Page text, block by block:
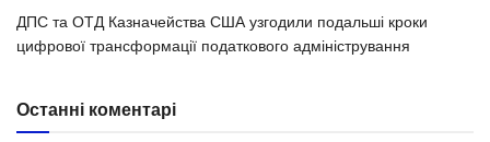
ДПС та ОТД Казначейства США узгодили подальші кроки
цифрової трансформації податкового адміністрування
Останні коментарі